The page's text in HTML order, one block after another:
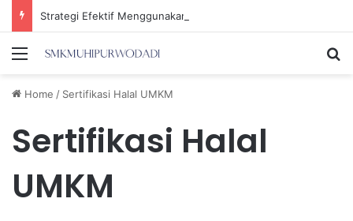
Menu
Home / Sertifikasi Halal UMKM
Sertifikasi Halal
UMKM